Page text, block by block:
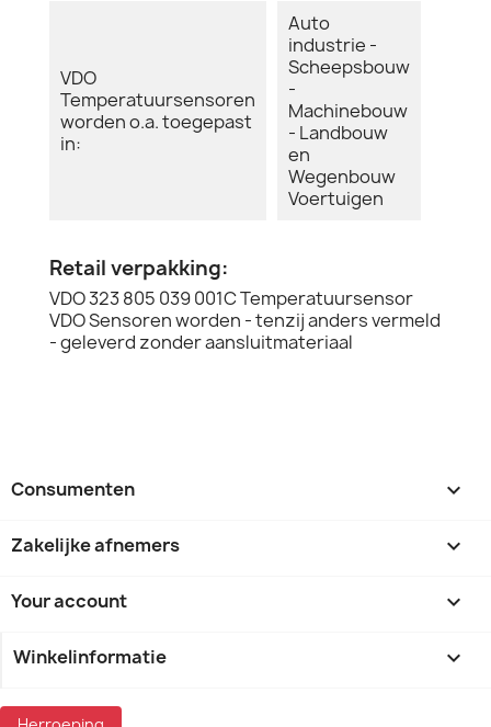
VDO
Temperatuursensoren
worden o.a. toegepast
in:
Auto
industrie -
Scheepsbouw
-
Machinebouw
- Landbouw
en
Wegenbouw
Voertuigen
Retail verpakking:
VDO 323 805 039 001C Temperatuursensor
VDO Sensoren worden - tenzij anders vermeld
- geleverd zonder aansluitmateriaal
Consumenten 
Zakelijke afnemers 
Your account 
Winkelinformatie keyboard_arrow_down